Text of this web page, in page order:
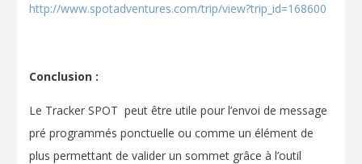
http://www.spotadventures.com/trip/view?trip_id=168600
Conclusion :
Le Tracker SPOT peut être utile pour l’envoi de message
pré programmés ponctuelle ou comme un élément de
plus permettant de valider un sommet grâce à l’outil